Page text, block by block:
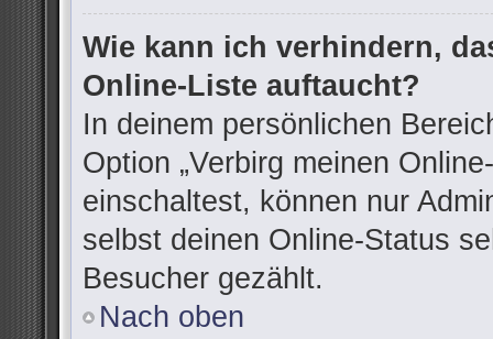
Wie kann ich verhindern,
Online-Liste auftaucht?
In deinem persönlichen
Option „Verbirg meinen
einschaltest, können nur
selbst deinen Online-Status
Besucher gezählt.
Nach oben